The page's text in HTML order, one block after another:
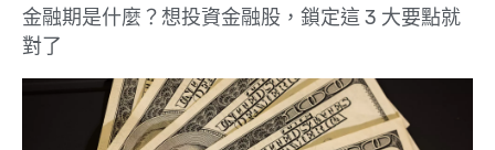
金融期是什麼？想投資金融股，鎖定這 3 大要點就
對了